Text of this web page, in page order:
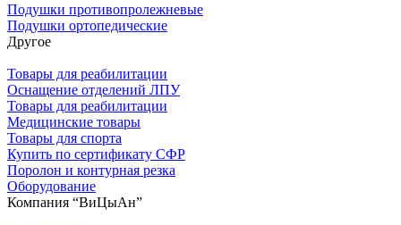
Подушки противопролежневые
Подушки ортопедические
Другое
Товары для реабилитации
Оснащение отделений ЛПУ
Товары для реабилитации
Медицинские товары
Товары для спорта
Купить по сертификату СФР
Поролон и контурная резка
Оборудование
Компания “ВиЦыАн”